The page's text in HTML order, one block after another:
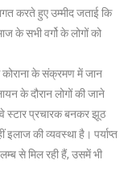
सदस्यता,पढ़ें
करते हुए उम्मीद जताई कि
के सभी वर्गो के लोगों को
कोराना के संक्रमण में जान
के दौरान लोगों की जाने
स्टार प्रचारक बनकर झूठ
की व्यवस्था है। पर्याप्त
से मिल रही हैं, उसमें भी